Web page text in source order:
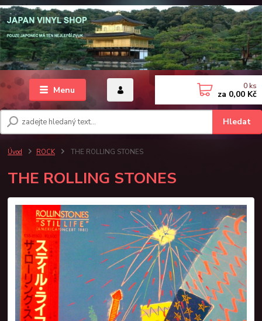
Menu
Hledat
0 ks
za 0,00 Kč
Úvod ROCK THE ROLLING STONES
THE ROLLING STONES